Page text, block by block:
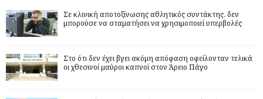
Σε κλινική αποτοξίνωσης αθλητικός συντάκτης, δεν
μπορούσε να σταματήσει να χρησιμοποιεί υπερβολές
Στο ότι δεν έχει βγει ακόμη απόφαση οφείλονταν τελικά
οι χθεσινοί μαύροι καπνοί στον Άρειο Πάγο